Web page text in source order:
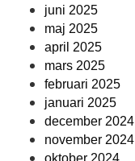
juni 2025
maj 2025
april 2025
mars 2025
februari 2025
januari 2025
december 2024
november 2024